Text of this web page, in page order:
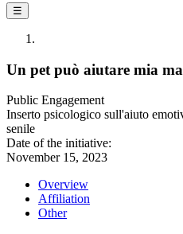
☰
Un pet può aiutare mia
Public Engagement
Inserto psicologico sull'aiuto
senile
Date of the initiative:
November 15, 2023
Overview
Affiliation
Other